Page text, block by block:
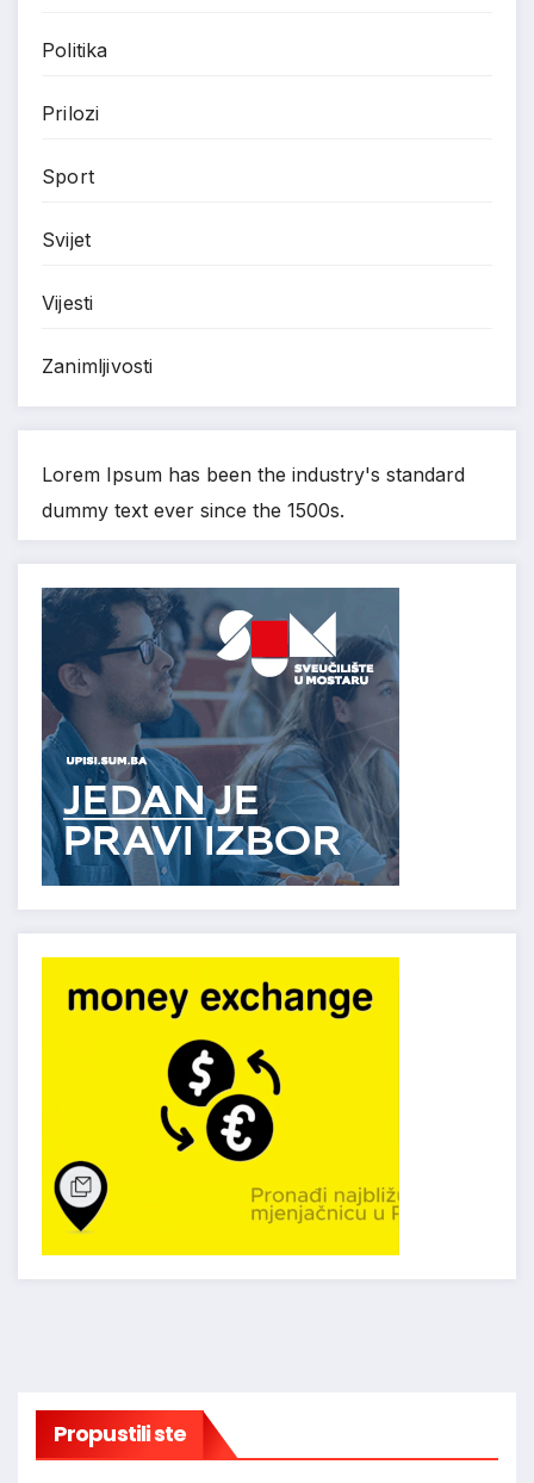
Politika
Prilozi
Sport
Svijet
Vijesti
Zanimljivosti
Lorem Ipsum has been the industry's standard
dummy text ever since the 1500s.
Propustili ste